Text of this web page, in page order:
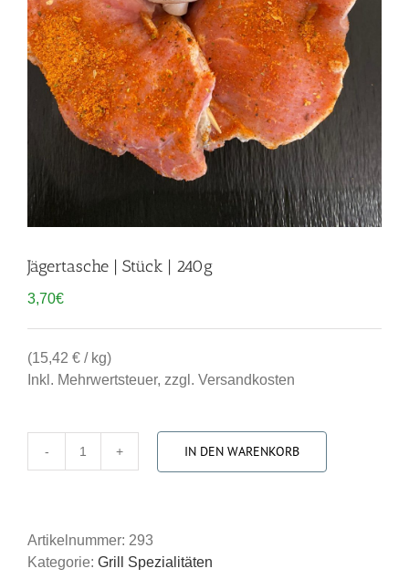
Jägertasche | Stück | 240g
3,70€
(15,42 € / kg)
Inkl. Mehrwertsteuer, zzgl. Versandkosten
Jägertasche
240g
Menge
IN DEN WARENKORB
Artikelnummer: 293
Kategorie: Grill Spezialitäten